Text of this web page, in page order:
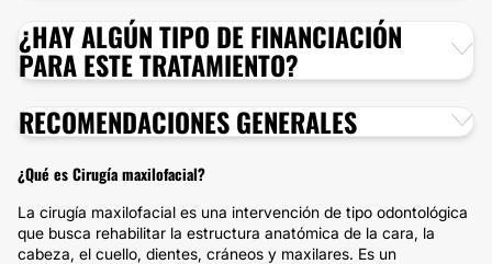
¿HAY ALGÚN TIPO DE FINANCIACIÓN
PARA ESTE TRATAMIENTO?
RECOMENDACIONES GENERALES
¿Qué es Cirugía maxilofacial?
La cirugía maxilofacial es una intervención de tipo odontológica
que busca rehabilitar la estructura anatómica de la cara, la
cabeza, el cuello, dientes, cráneos y maxilares. Es un